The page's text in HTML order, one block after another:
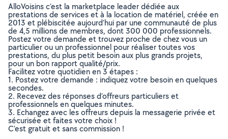
AlloVoisins c’est la marketplace leader dédiée aux
prestations de services et à la location de matériel, créée en
2013 et plébiscitée aujourd’hui par une communauté de plus
de 4,5 millions de membres, dont 300 000 professionnels.
Postez votre demande et trouvez proche de chez vous un
particulier ou un professionnel pour réaliser toutes vos
prestations, du plus petit besoin aux plus grands projets,
pour un bon rapport qualité/prix.
Facilitez votre quotidien en 3 étapes :
1. Postez votre demande : indiquez votre besoin en quelques
secondes.
2. Recevez des réponses d’offreurs particuliers et
professionnels en quelques minutes.
3. Echangez avec les offreurs depuis la messagerie privée et
sécurisée et faites votre choix !
C’est gratuit et sans commission !